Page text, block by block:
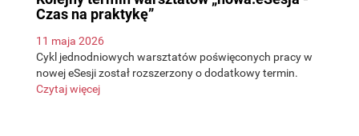
Czas na praktykę”
11 maja 2026
Cykl jednodniowych warsztatów poświęconych pracy w
nowej eSesji został rozszerzony o dodatkowy termin.
Czytaj więcej